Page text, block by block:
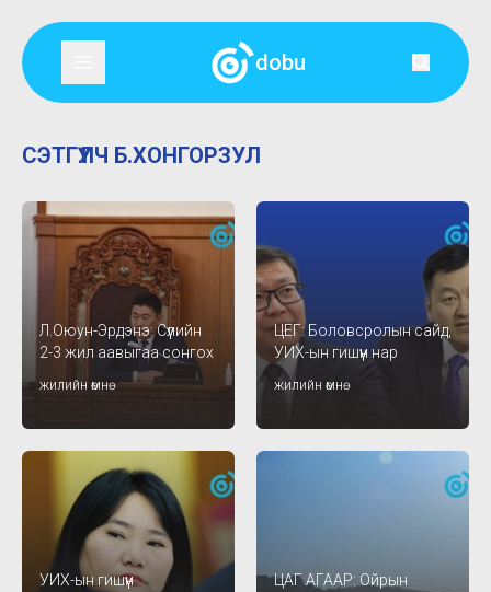
dobu
СЭТГҮҮЛЧ Б.ХОНГОРЗУЛ
Л.Оюун-Эрдэнэ: Сүүлийн
2-3 жил аавыгаа сонгох
уу, ээжийгээ сонгох уу
жилийн өмнө
ЦЕГ: Боловсролын сайд,
УИХ-ын гишүүн нар
зодолдсон асуудлыг
жилийн өмнө
УИХ-ын гишүүн
ЦАГ АГААР: Ойрын